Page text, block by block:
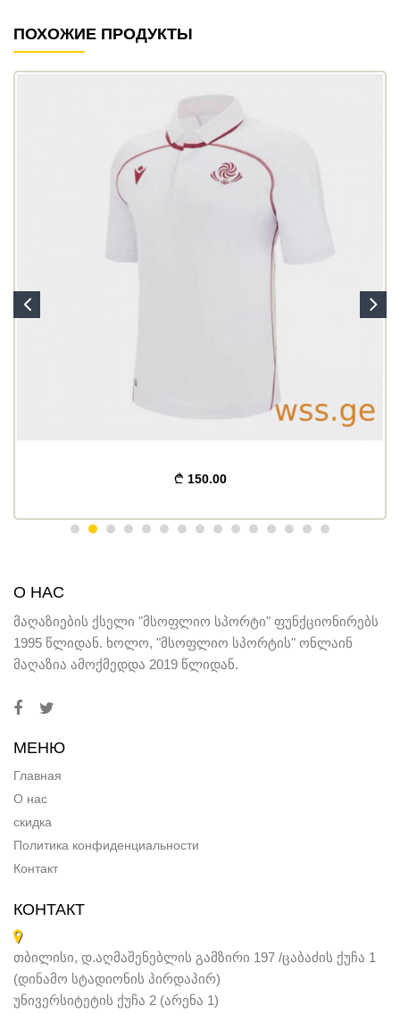
ПОХОЖИЕ ПРОДУКТЫ
150.00
О НАС
მაღაზიების ქსელი "მსოფლიო სპორტი" ფუნქციონირებს
1995 წლიდან. ხოლო, "მსოფლიო სპორტის" ონლაინ
მაღაზია ამოქმედდა 2019 წლიდან.
МЕНЮ
Главная
О нас
скидка
Политика конфиденциальности
Контакт
КОНТАКТ
თბილისი, დ.აღმაშენებლის გამზირი 197 /ცაბაძის ქუჩა 1
(დინამო სტადიონის პირდაპირ)
უნივერსიტეტის ქუჩა 2 (არენა 1)